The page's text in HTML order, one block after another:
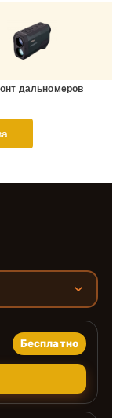
дальномеров
Бесплатно